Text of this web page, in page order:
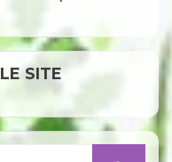
SITE